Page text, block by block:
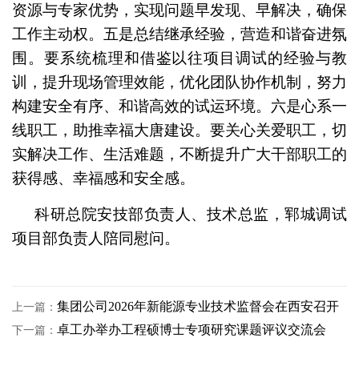
资源与专家优势，实现问题早发现、早解决，确保
工作主动权。五是总结继承经验，营造和谐奋进氛
围。要系统梳理和借鉴以往项目调试的经验与教
训，提升现场管理效能，优化团队协作机制，努力
构建安全有序、和谐高效的试运环境。六是心系一
线职工，助推幸福大唐建设。要关心关爱职工，切
实解决工作、生活难题，不断提升广大干部职工的
获得感、幸福感和安全感。
科研总院安技部负责人、技术总监，郓城调试
项目部负责人陪同慰问。
上一篇： 集团公司2026年新能源专业技术监督会在西安召开
下一篇： 卓工办举办工程硕博士专项研究课题评议交流会